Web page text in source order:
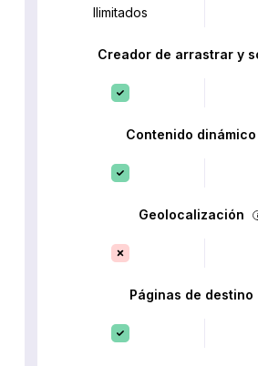
Ilimitados
Creador de arrastrar y
Contenido dinámico
Geolocalización
Páginas de destino